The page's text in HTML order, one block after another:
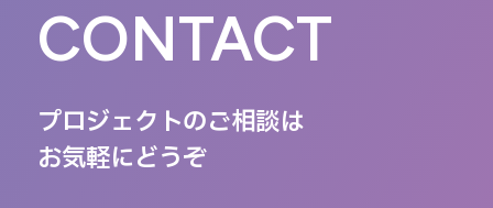
CONTACT
プロジェクトのご相談は
お気軽にどうぞ